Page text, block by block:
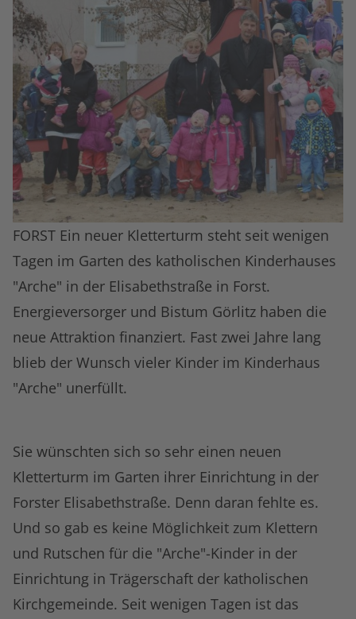
FORST Ein neuer Kletterturm steht seit wenigen
Tagen im Garten des katholischen Kinderhauses
"Arche" in der Elisabethstraße in Forst.
Energieversorger und Bistum Görlitz haben die
neue Attraktion finanziert. Fast zwei Jahre lang
blieb der Wunsch vieler Kinder im Kinderhaus
"Arche" unerfüllt.
Sie wünschten sich so sehr einen neuen
Kletterturm im Garten ihrer Einrichtung in der
Forster Elisabethstraße. Denn daran fehlte es.
Und so gab es keine Möglichkeit zum Klettern
und Rutschen für die "Arche"-Kinder in der
Einrichtung in Trägerschaft der katholischen
Kirchgemeinde. Seit wenigen Tagen ist das